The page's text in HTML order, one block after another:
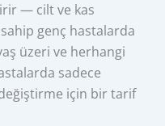
— cilt ve kas
sahip genç hastalarda
üzeri ve herhangi
sadece
için bir tarif